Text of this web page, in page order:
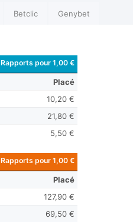
Betclic Genybet
Rapports pour 1,00 €
Placé
10,20 €
21,80 €
5,50 €
Rapports pour 1,00 €
Placé
127,90 €
69,50 €